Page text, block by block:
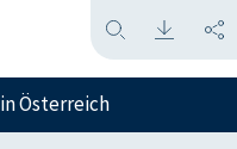
in Österreich